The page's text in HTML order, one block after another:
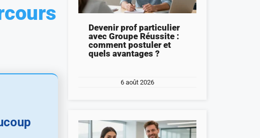
Devenir prof particulier
avec Groupe Réussite :
comment postuler et
quels avantages ?
6 août 2026